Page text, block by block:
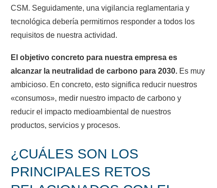
CSM. Seguidamente, una vigilancia reglamentaria y
tecnológica debería permitirnos responder a todos los
requisitos de nuestra actividad.
El objetivo concreto para nuestra empresa es
alcanzar la neutralidad de carbono para 2030. Es muy
ambicioso. En concreto, esto significa reducir nuestros
«consumos», medir nuestro impacto de carbono y
reducir el impacto medioambiental de nuestros
productos, servicios y procesos.
¿CUÁLES SON LOS
PRINCIPALES RETOS